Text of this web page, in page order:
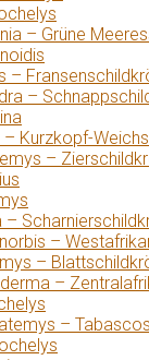
– Grüne
–
–
– Kurzkopf-
–
–
–
–
–
–